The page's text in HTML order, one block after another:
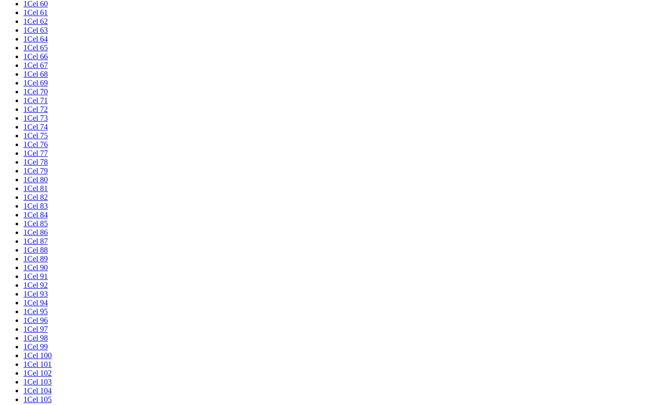
1Cel 60
1Cel 61
1Cel 62
1Cel 63
1Cel 64
1Cel 65
1Cel 66
1Cel 67
1Cel 68
1Cel 69
1Cel 70
1Cel 71
1Cel 72
1Cel 73
1Cel 74
1Cel 75
1Cel 76
1Cel 77
1Cel 78
1Cel 79
1Cel 80
1Cel 81
1Cel 82
1Cel 83
1Cel 84
1Cel 85
1Cel 86
1Cel 87
1Cel 88
1Cel 89
1Cel 90
1Cel 91
1Cel 92
1Cel 93
1Cel 94
1Cel 95
1Cel 96
1Cel 97
1Cel 98
1Cel 99
1Cel 100
1Cel 101
1Cel 102
1Cel 103
1Cel 104
1Cel 105